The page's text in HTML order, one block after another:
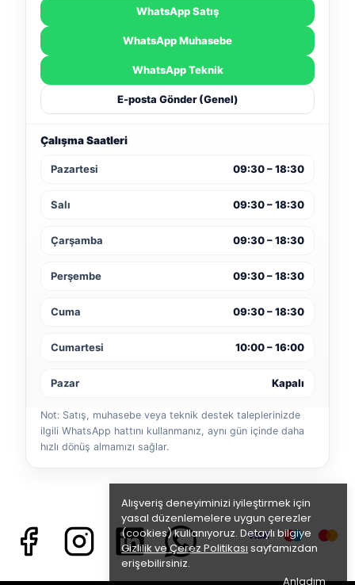
Alışveriş deneyiminizi iyileştirmek için
yasal düzenlemelere uygun çerezler
(cookies) kullanıyoruz. Detaylı bilgiye
Gizlilik ve Çerez Politikası sayfamızdan
erişebilirsiniz.
Anladım
WhatsApp Satış
WhatsApp Muhasebe
WhatsApp Teknik
E-posta Gönder (Genel)
Çalışma Saatleri
Pazartesi 09:30 – 18:30
Salı 09:30 – 18:30
Çarşamba 09:30 – 18:30
Perşembe 09:30 – 18:30
Cuma 09:30 – 18:30
Cumartesi 10:00 – 16:00
Pazar Kapalı
Not: Satış, muhasebe veya teknik destek taleplerinizde
ilgili WhatsApp hattını kullanmanız, aynı gün içinde daha
hızlı dönüş almamızı sağlar.